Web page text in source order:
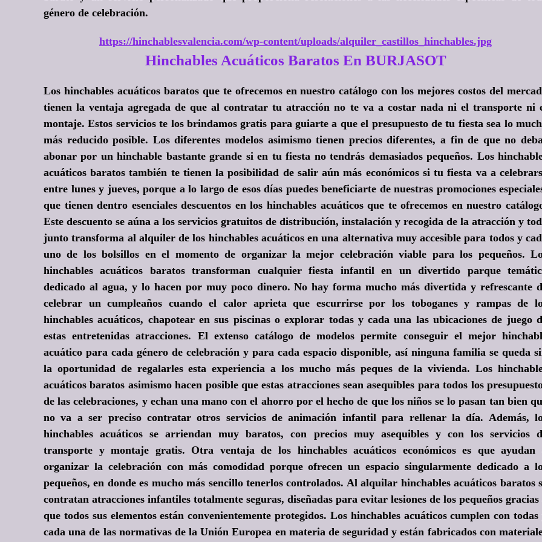
género de celebración.
https://hinchablesvalencia.com/wp-content/uploads/alquiler_castillos_hinchables.jpg
Hinchables Acuáticos Baratos En BURJASOT
Los hinchables acuáticos baratos que te ofrecemos en nuestro catálogo con los mejores costos del
tienen la ventaja agregada de que al contratar tu atracción no te va a costar nada ni el transporte ni
montaje. Estos servicios te los brindamos gratis para guiarte a que el presupuesto de tu fiesta sea lo
más reducido posible. Los diferentes modelos asimismo tienen precios diferentes, a fin de que no
abonar por un hinchable bastante grande si en tu fiesta no tendrás demasiados pequeños. Los
acuáticos baratos también te tienen la posibilidad de salir aún más económicos si tu fiesta va a
entre lunes y jueves, porque a lo largo de esos días puedes beneficiarte de nuestras promociones
que tienen dentro esenciales descuentos en los hinchables acuáticos que te ofrecemos en nuestro
Este descuento se aúna a los servicios gratuitos de distribución, instalación y recogida de la atracción y
junto transforma al alquiler de los hinchables acuáticos en una alternativa muy accesible para todos y
uno de los bolsillos en el momento de organizar la mejor celebración viable para los pequeños.
hinchables acuáticos baratos transforman cualquier fiesta infantil en un divertido parque
dedicado al agua, y lo hacen por muy poco dinero. No hay forma mucho más divertida y refrescante
celebrar un cumpleaños cuando el calor aprieta que escurrirse por los toboganes y rampas de
hinchables acuáticos, chapotear en sus piscinas o explorar todas y cada una las ubicaciones de juego
estas entretenidas atracciones. El extenso catálogo de modelos permite conseguir el mejor
acuático para cada género de celebración y para cada espacio disponible, así ninguna familia se queda
la oportunidad de regalarles esta experiencia a los mucho más peques de la vivienda. Los
acuáticos baratos asimismo hacen posible que estas atracciones sean asequibles para todos los
de las celebraciones, y echan una mano con el ahorro por el hecho de que los niños se lo pasan tan bien
no va a ser preciso contratar otros servicios de animación infantil para rellenar la día. Además,
hinchables acuáticos se arriendan muy baratos, con precios muy asequibles y con los servicios
transporte y montaje gratis. Otra ventaja de los hinchables acuáticos económicos es que ayudan
organizar la celebración con más comodidad porque ofrecen un espacio singularmente dedicado a
pequeños, en donde es mucho más sencillo tenerlos controlados. Al alquilar hinchables acuáticos baratos
contratan atracciones infantiles totalmente seguras, diseñadas para evitar lesiones de los pequeños gracias
que todos sus elementos están convenientemente protegidos. Los hinchables acuáticos cumplen con todas
cada una de las normativas de la Unión Europea en materia de seguridad y están fabricados con